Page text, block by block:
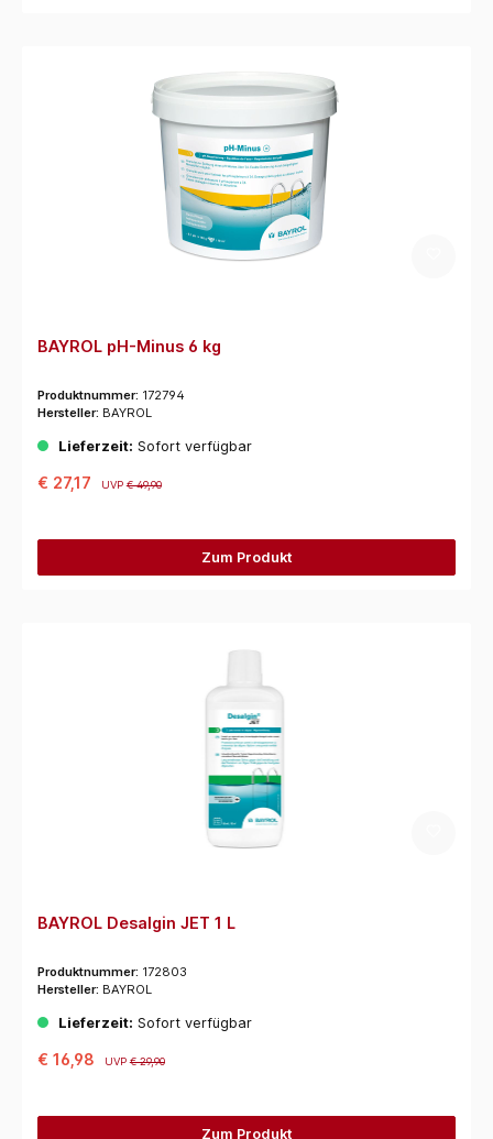
BAYROL pH-Minus 6 kg
Produktnummer: 172794
Hersteller: BAYROL
Lieferzeit: Sofort verfügbar
€ 27,17 UVP€ 49,90
Zum Produkt
BAYROL Desalgin JET 1 L
Produktnummer: 172803
Hersteller: BAYROL
Lieferzeit: Sofort verfügbar
€ 16,98 UVP€ 29,90
Zum Produkt